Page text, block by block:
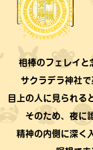
相棒のフェレイ
サクラデラ神社
目上の人に見られる
そのため、夜に
精神の内側に深く